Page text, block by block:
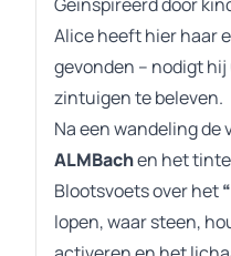
Alice heeft hier haar
gevonden – nodigt
zintuigen te beleven.
Na een wandeling
ALMBachen het
Blootsvoets over het
lopen, waar steen,